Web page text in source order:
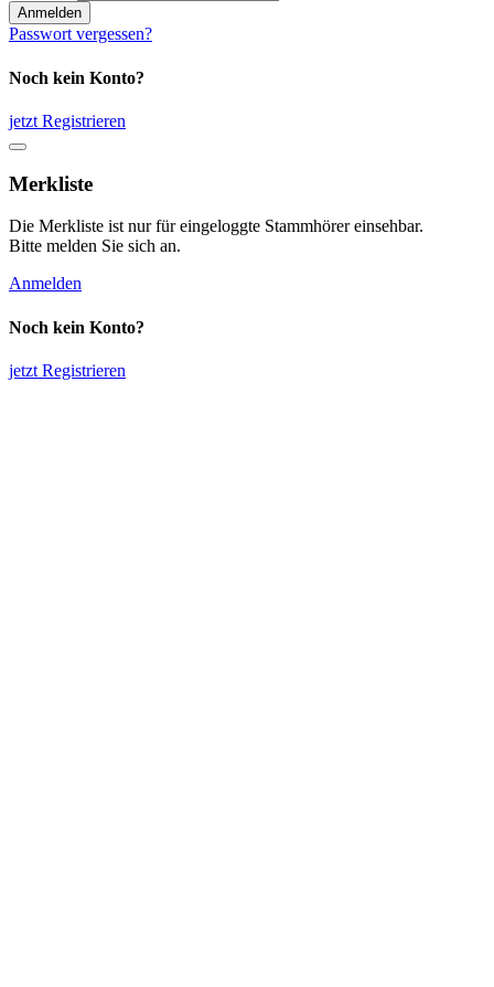
Anmelden
Passwort vergessen?
Noch kein Konto?
jetzt Registrieren
Merkliste
Die Merkliste ist nur für eingeloggte Stammhörer einsehbar.
Bitte melden Sie sich an.
Anmelden
Noch kein Konto?
jetzt Registrieren